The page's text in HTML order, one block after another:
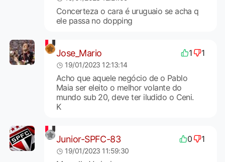
Concerteza o cara é uruguaio se acha q
ele passa no dopping
Jose_Mario 1 1
19/01/2023 12:13:14
Acho que aquele negócio de o Pablo
Maia ser eleito o melhor volante do
mundo sub 20, deve ter iludido o Ceni.
K
Junior-SPFC-83 0 1
19/01/2023 11:59:30